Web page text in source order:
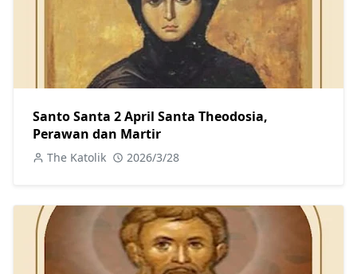
Santo Santa 2 April Santa Theodosia,
Perawan dan Martir
The Katolik 2026/3/28